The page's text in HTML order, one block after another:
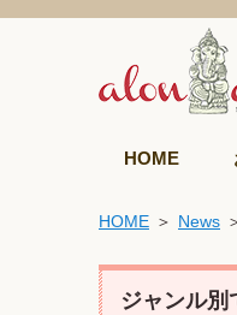
HOME
HOME News
ジャンル別